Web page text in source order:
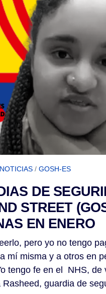
NOTICIAS / GOSH-ES
DE
STREET
EN ENERO
pero yo no tengo
mí misma y a otros en
tengo fe en el NHS,
Rasheed, guardia de